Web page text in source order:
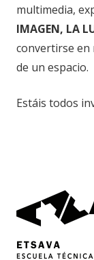
multimedia,
IMAGEN, LA
convertirse en
de un espacio.
Estáis todos